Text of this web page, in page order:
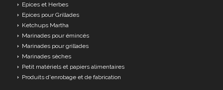
Epices et Herbes
Epices pour Grillades
Ketchups Martha
Marinades pour émincés
Marinades pour grillades
Marinades sèches
Petit matériels et papiers alimentaires
Produits d'enrobage et de fabrication